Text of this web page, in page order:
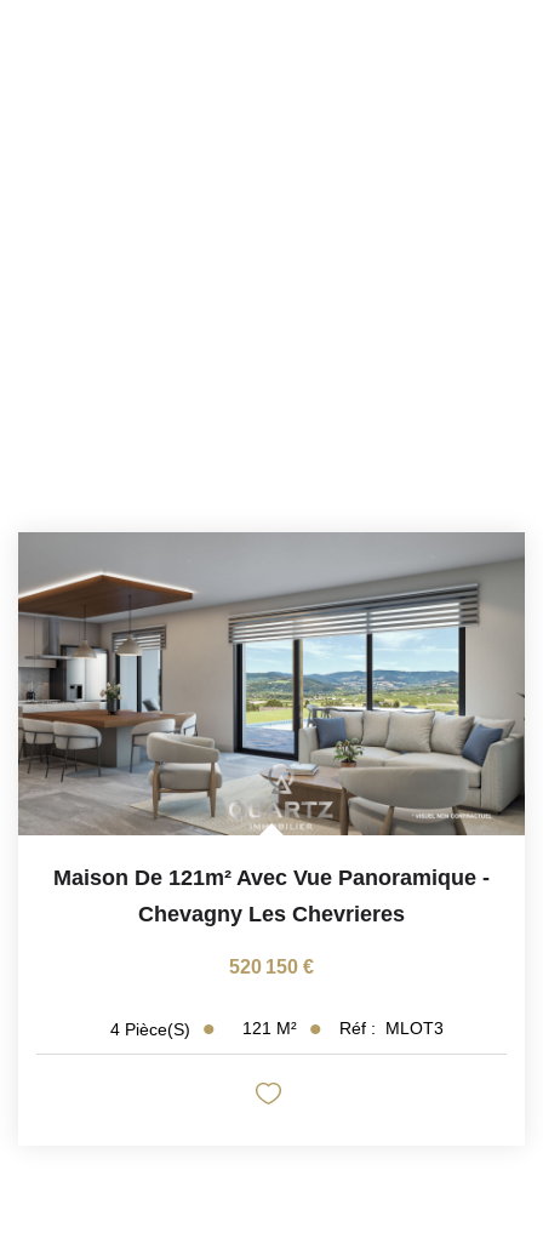
Maison De 121m² Avec Vue Panoramique -
Chevagny Les Chevrieres
520 150 €
4 Pièce(s) 121 M² Réf : MLOT3